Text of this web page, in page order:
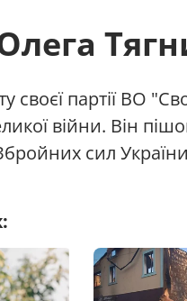
своєї партії ВО
війни. Він
сил